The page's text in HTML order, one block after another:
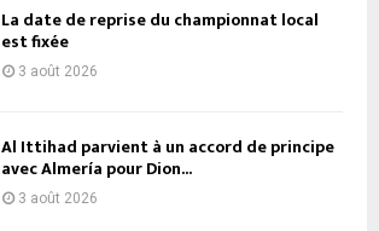
La date de reprise du championnat local
est fixée
3 août 2026
Al Ittihad parvient à un accord de principe
avec Almería pour Dion...
3 août 2026